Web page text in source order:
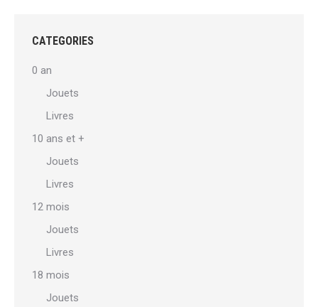
CATEGORIES
0 an
Jouets
Livres
10 ans et +
Jouets
Livres
12 mois
Jouets
Livres
18 mois
Jouets